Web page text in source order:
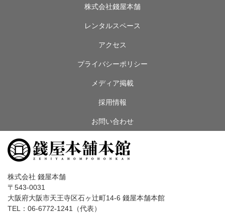
株式会社錢屋本舗
レンタルスペース
アクセス
プライバシーポリシー
メディア掲載
採用情報
お問い合わせ
株式会社 錢屋本舗
〒543-0031
大阪府大阪市天王寺区石ヶ辻町14-6 錢屋本舗本館
TEL：06-6772-1241（代表）